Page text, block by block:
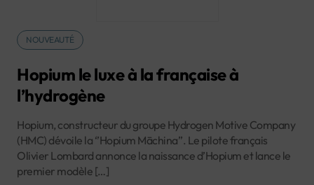
NOUVEAUTÉ
Hopium le luxe à la française à
l’hydrogène
Hopium, constructeur du groupe Hydrogen Motive Company
(HMC) dévoile la ‘’Hopium Māchina’’. Le pilote français
Olivier Lombard annonce la naissance d’Hopium et lance le
premier modèle […]